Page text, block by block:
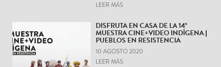
LEER MÁS
DISFRUTA EN CASA DE LA 14°
MUESTRA CINE+VIDEO INDÍGENA |
PUEBLOS EN RESISTENCIA
10 AGOSTO 2020
LEER MÁS